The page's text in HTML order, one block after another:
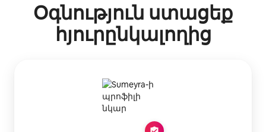
Օգնություն ստացեք
հյուրընկալողից